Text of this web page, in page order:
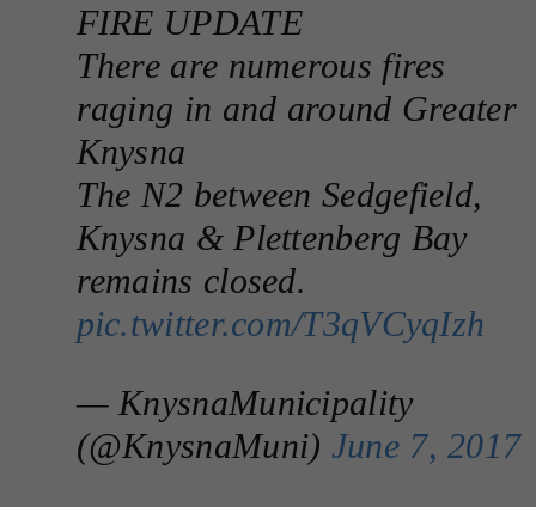
FIRE UPDATE
There are numerous fires
raging in and around Greater
Knysna
The N2 between Sedgefield,
Knysna & Plettenberg Bay
remains closed.
pic.twitter.com/T3qVCyqIzh
— KnysnaMunicipality
(@KnysnaMuni) June 7, 2017